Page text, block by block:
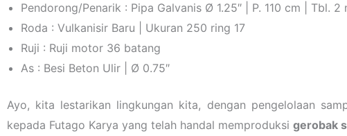
Pendorong/Penarik : Pipa Galvanis Ø 1.25″ | P. 110 cm | Tbl. 2
Roda : Vulkanisir Baru | Ukuran 250 ring 17
Ruji : Ruji motor 36 batang
As : Besi Beton Ulir | Ø 0.75″
Ayo, kita lestarikan lingkungan kita, dengan pengelolaan
kepada Futago Karya yang telah handal memproduksi gerobak